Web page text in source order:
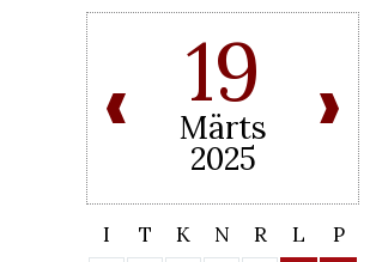
19
Märts
2025
I T K N R L P